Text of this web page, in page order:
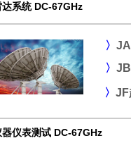
达系统 DC-67GHz
〉
〉
〉 JF
器仪表测试 DC-67GHz